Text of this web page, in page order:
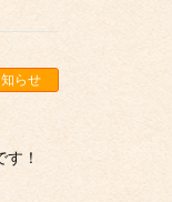
らせ
！